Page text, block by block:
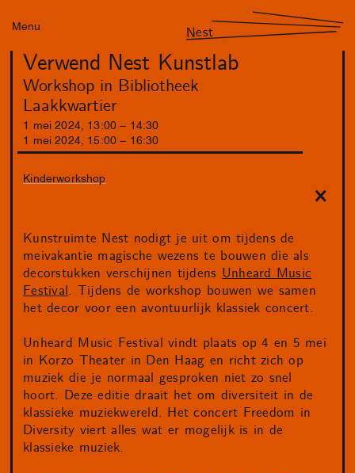
Menu Nest
Verwend Nest Kunstlab
Workshop in Bibliotheek
Laakkwartier
1 mei 2024 13 :00 14 :30
1 mei 2024 15 :00 16 :30
Kinderworkshop
Kunstruimte Nest nodigt je uit om tijdens de
meivakantie magische wezens te bouwen die als
decorstukken verschijnen tijdens Unheard Music
Festival. Tijdens de workshop bouwen we samen
het decor voor een avontuurlijk klassiek concert.
Unheard Music Festival vindt plaats op 4 en 5 mei
in Korzo Theater in Den Haag en richt zich op
muziek die je normaal gesproken niet zo snel
hoort. Deze editie draait het om diversiteit in de
klassieke muziekwereld. Het concert Freedom in
Diversity viert alles wat er mogelijk is in de
klassieke muziek.